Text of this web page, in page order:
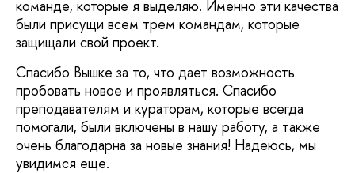
команде, которые я выделяю. Именно эти качества
были присущи всем трем командам, которые
защищали свой проект.
Спасибо Вышке за то, что дает возможность
пробовать новое и проявляться. Спасибо
преподавателям и кураторам, которые всегда
помогали, были включены в нашу работу, а также
очень благодарна за новые знания! Надеюсь, мы
увидимся еще.